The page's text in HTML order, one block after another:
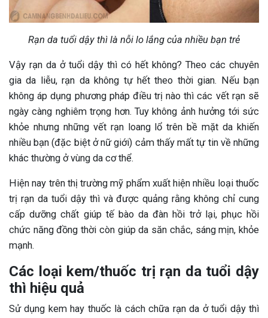
Rạn da tuổi dậy thì là nỗi lo lắng của nhiều bạn trẻ
Vậy rạn da ở tuổi dậy thì có hết không? Theo các chuyên
gia da liễu, rạn da không tự hết theo thời gian. Nếu bạn
không áp dụng phương pháp điều trị nào thì các vết rạn sẽ
ngày càng nghiêm trọng hơn. Tuy không ảnh hưởng tới sức
khỏe nhưng những vết rạn loang lổ trên bề mặt da khiến
nhiều bạn (đặc biệt ở nữ giới) cảm thấy mất tự tin về những
khác thường ở vùng da cơ thể.
Hiện nay trên thị trường mỹ phẩm xuất hiện nhiều loại thuốc
trị rạn da tuổi dậy thì và được quảng rằng không chỉ cung
cấp dưỡng chất giúp tế bào da đàn hồi trở lại, phục hồi
chức năng đồng thời còn giúp da săn chắc, sáng mịn, khỏe
mạnh.
Các loại kem/thuốc trị rạn da tuổi dậy
thì hiệu quả
Sử dụng kem hay thuốc là cách chữa rạn da ở tuổi dậy thì